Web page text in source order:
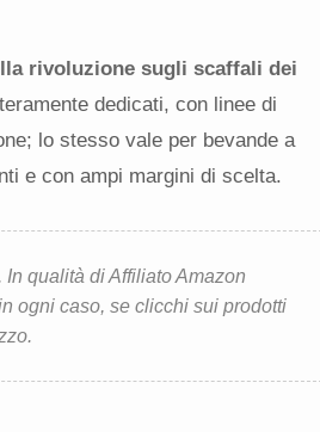
rivoluzione sugli scaffali dei
dedicati, con linee di
lo stesso vale per bevande a
e con ampi margini di scelta.
qualità di Affiliato Amazon
ogni caso, se clicchi sui prodotti